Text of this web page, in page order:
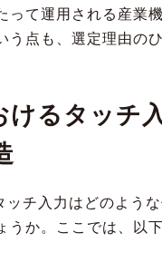
って運用される産業
う点も、選定理由のひ
けるタッチ
ッチ入力はどのよう
うか。ここでは、以